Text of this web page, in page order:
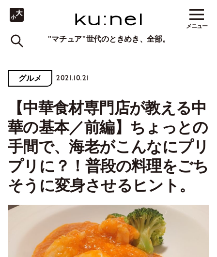
"マチュア"世代のときめき、全部。
メニュー
グルメ 2021.10.21
【中華食材専門店が教える中
華の基本／前編】ちょっとの
手間で、海老がこんなにプリ
プリに？！普段の料理をごち
そうに変身させるヒント。